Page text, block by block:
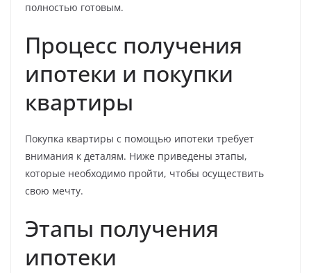
полностью готовым.
Процесс получения
ипотеки и покупки
квартиры
Покупка квартиры с помощью ипотеки требует
внимания к деталям. Ниже приведены этапы,
которые необходимо пройти, чтобы осуществить
свою мечту.
Этапы получения
ипотеки